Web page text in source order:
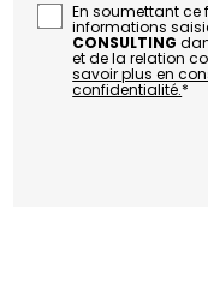
En soumettant ce
informations
CONSULTING
et de la relation
savoir plus en
confidentialité.*